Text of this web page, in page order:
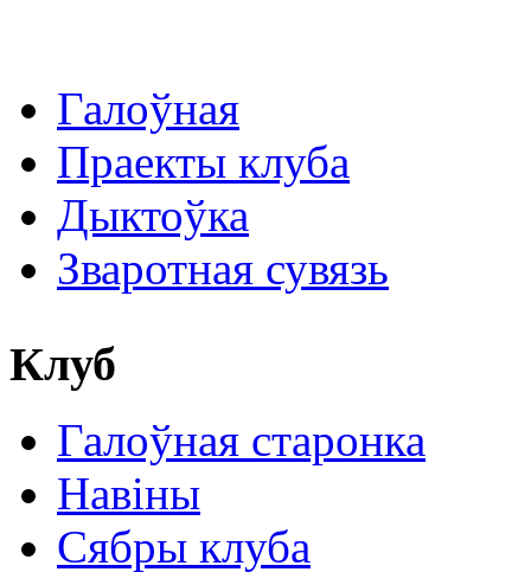
Галоўная
Праекты клуба
Дыктоўка
Зваротная сувязь
Клуб
Галоўная старонка
Навіны
Сябры клуба